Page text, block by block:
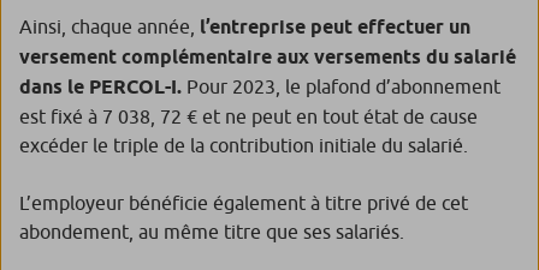
Ainsi, chaque année, l’entreprise peut effectuer un
versement complémentaire aux versements du salarié
dans le PERCOL-I. Pour 2023, le plafond d’abonnement
est fixé à 7 038, 72 € et ne peut en tout état de cause
excéder le triple de la contribution initiale du salarié.
L’employeur bénéficie également à titre privé de cet
abondement, au même titre que ses salariés.